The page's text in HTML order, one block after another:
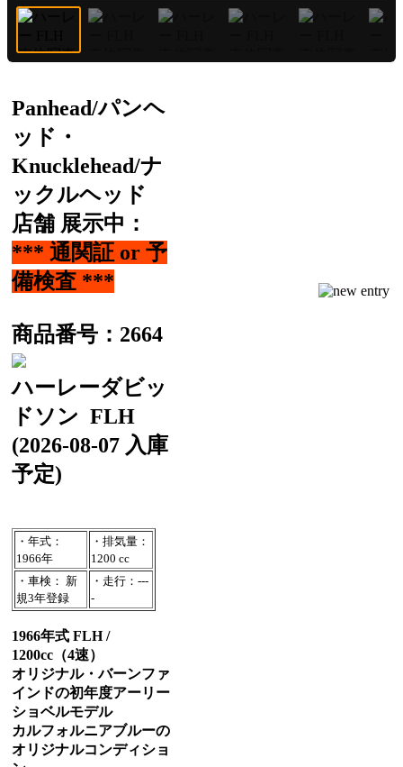
Panhead/パンヘ
ッド・
Knucklehead/ナ
ックルヘッド
店舗 展示中：
*** 通関証 or 予
備検査 ***
商品番号：2664
ハーレーダビッ
ドソン FLH
(2026-08-07 入庫
予定)
・年式：
1966年
・排気量：
1200 cc
・車検： 新
規3年登録
・走行：---
-
1966年式 FLH /
1200cc（4速）
オリジナル・バーンファ
インドの初年度アーリー
ショベルモデル
カルフォルニアブルーの
オリジナルコンディショ